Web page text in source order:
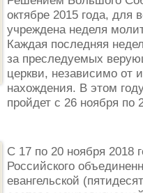
октябре 2015 года,
учреждена неделя
Каждая последняя
за преследуемых
церкви, независимо от
нахождения. В этом
пройдет с 26 ноября по
С 17 по 20 ноября 2018
Российского
евангельской